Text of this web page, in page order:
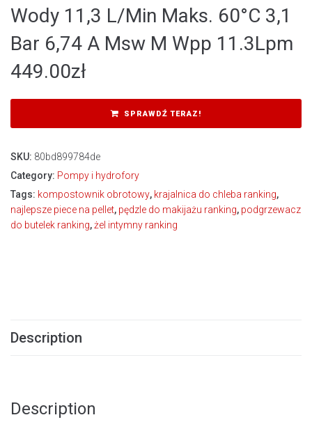
Wody 11,3 L/Min Maks. 60°C 3,1
Bar 6,74 A Msw M Wpp 11.3Lpm
449.00zł
SPRAWDŹ TERAZ!
SKU: 80bd899784de
Category: Pompy i hydrofory
Tags: kompostownik obrotowy, krajalnica do chleba ranking,
najlepsze piece na pellet, pędzle do makijażu ranking, podgrzewacz
do butelek ranking,żel intymny ranking
Description
Description